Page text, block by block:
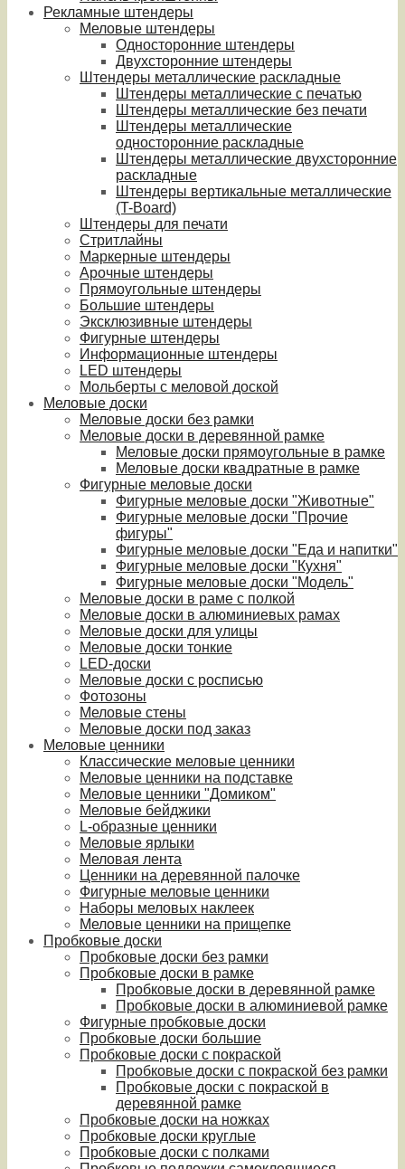
Рекламные штендеры
Меловые штендеры
Односторонние штендеры
Двухсторонние штендеры
Штендеры металлические раскладные
Штендеры металлические с печатью
Штендеры металлические без печати
Штендеры металлические
односторонние раскладные
Штендеры металлические двухсторонние
раскладные
Штендеры вертикальные металлические
(T-Board)
Штендеры для печати
Стритлайны
Маркерные штендеры
Арочные штендеры
Прямоугольные штендеры
Большие штендеры
Эксклюзивные штендеры
Фигурные штендеры
Информационные штендеры
LED штендеры
Мольберты с меловой доской
Меловые доски
Меловые доски без рамки
Меловые доски в деревянной рамке
Меловые доски прямоугольные в рамке
Меловые доски квадратные в рамке
Фигурные меловые доски
Фигурные меловые доски "Животные"
Фигурные меловые доски "Прочие
фигуры"
Фигурные меловые доски "Еда и напитки"
Фигурные меловые доски "Кухня"
Фигурные меловые доски "Модель"
Меловые доски в раме с полкой
Меловые доски в алюминиевых рамах
Меловые доски для улицы
Меловые доски тонкие
LED-доски
Меловые доски с росписью
Фотозоны
Меловые стены
Меловые доски под заказ
Меловые ценники
Классические меловые ценники
Меловые ценники на подставке
Меловые ценники "Домиком"
Меловые бейджики
L-образные ценники
Меловые ярлыки
Меловая лента
Ценники на деревянной палочке
Фигурные меловые ценники
Наборы меловых наклеек
Меловые ценники на прищепке
Пробковые доски
Пробковые доски без рамки
Пробковые доски в рамке
Пробковые доски в деревянной рамке
Пробковые доски в алюминиевой рамке
Фигурные пробковые доски
Пробковые доски большие
Пробковые доски с покраской
Пробковые доски с покраской без рамки
Пробковые доски с покраской в
деревянной рамке
Пробковые доски на ножках
Пробковые доски круглые
Пробковые доски с полками